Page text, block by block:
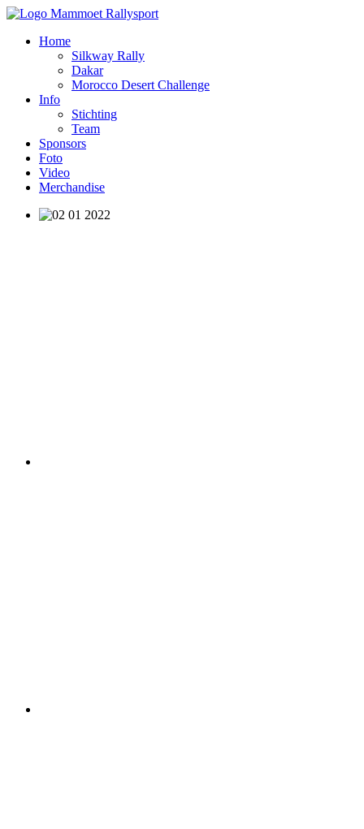
Home
Silkway Rally
Dakar
Morocco Desert Challenge
Info
Stichting
Team
Sponsors
Foto
Video
Merchandise